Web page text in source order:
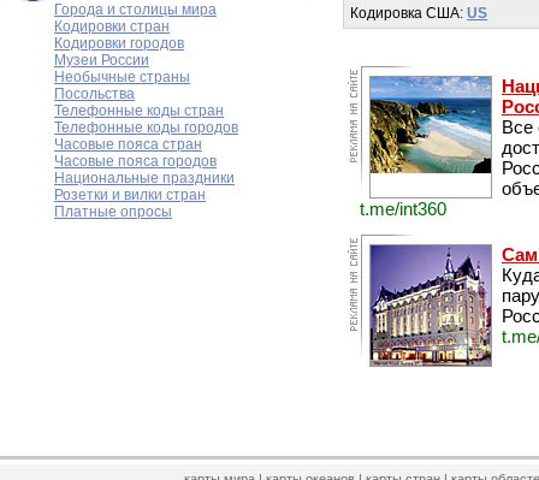
Города и столицы мира
Кодировки стран
Кодировки городов
Музеи России
Необычные страны
Посольства
Телефонные коды стран
Телефонные коды городов
Часовые пояса стран
Часовые пояса городов
Национальные праздники
Розетки и вилки стран
Платные опросы
Кодировка США: US
Все
t.me/int360